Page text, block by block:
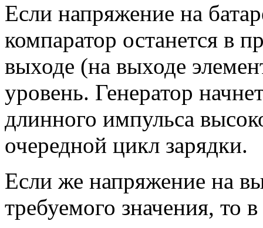
Если напряжение на
компаратор останется в
выходе (на выходе
уровень. Генератор
длинного импульса
очередной цикл зарядки.
Если же напряжение на
требуемого значения, то